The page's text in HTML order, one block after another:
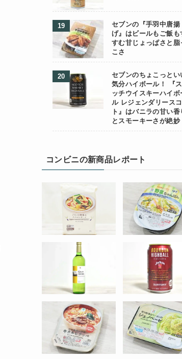
セブンの『手羽中唐揚
げ』はビールもご飯も
すむ甘じょっぱさと脂
こさ
セブンのちょこっとい
気分ハイボール！ 『ス
ッチウイスキーハイボ
ル レジェンダリース
ト』はバニラの甘い香
とスモーキーさが絶妙
コンビニの新商品レポート